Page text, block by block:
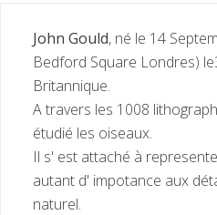
John Gould, né le 14
Bedford Square Londres)
Britannique.
A travers les 1008
étudié les oiseaux.
Il s' est attaché à
autant d' impotance aux
naturel.